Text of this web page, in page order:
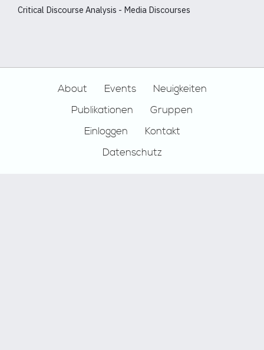
Critical Discourse Analysis - Media Discourses
About Events
Neuigkeiten
Publikationen
Gruppen
Einloggen
Kontakt
Datenschutz